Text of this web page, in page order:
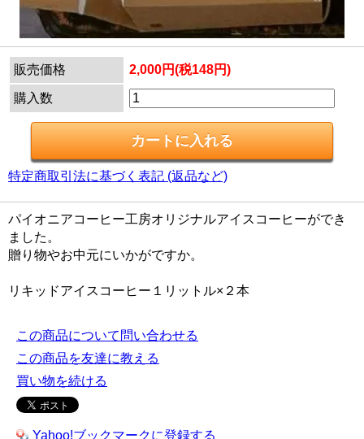
販売価格 2,000円(税148円)
購入数
特定商取引法に基づく表記 (返品など)
パイオニアコーヒー工房オリジナルアイスコーヒーができ
ました。
贈り物やお中元にいかがですか。
リキッドアイスコーヒー１リットル×２本
この商品について問い合わせる
この商品を友達に教える
買い物を続ける
Yahoo!ブックマークに登録する